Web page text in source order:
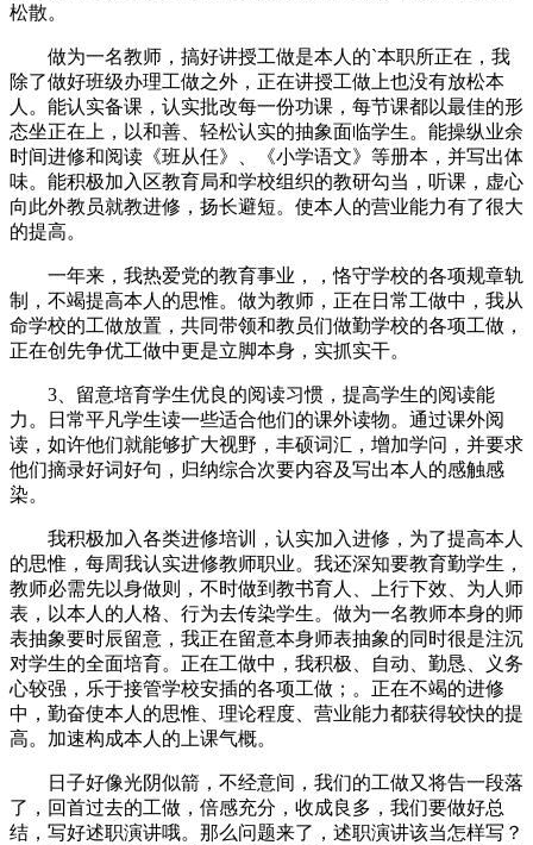
松散。
做为一名教师，搞好讲授工做是本人的`本职所正在，我
除了做好班级办理工做之外，正在讲授工做上也没有放松本
人。能认实备课，认实批改每一份功课，每节课都以最佳的形
态坐正在上，以和善、轻松认实的抽象面临学生。能操纵业余
时间进修和阅读《班从任》、《小学语文》等册本，并写出体
味。能积极加入区教育局和学校组织的教研勾当，听课，虚心
向此外教员就教进修，扬长避短。使本人的营业能力有了很大
的提高。
一年来，我热爱党的教育事业，，恪守学校的各项规章轨
制，不竭提高本人的思惟。做为教师，正在日常工做中，我从
命学校的工做放置，共同带领和教员们做勤学校的各项工做，
正在创先争优工做中更是立脚本身，实抓实干。
3、留意培育学生优良的阅读习惯，提高学生的阅读能
力。日常平凡学生读一些适合他们的课外读物。通过课外阅
读，如许他们就能够扩大视野，丰硕词汇，增加学问，并要求
他们摘录好词好句，归纳综合次要内容及写出本人的感触感
染。
我积极加入各类进修培训，认实加入进修，为了提高本人
的思惟，每周我认实进修教师职业。我还深知要教育勤学生，
教师必需先以身做则，不时做到教书育人、上行下效、为人师
表，以本人的人格、行为去传染学生。做为一名教师本身的师
表抽象要时辰留意，我正在留意本身师表抽象的同时很是注沉
对学生的全面培育。正在工做中，我积极、自动、勤恳、义务
心较强，乐于接管学校安插的各项工做；。正在不竭的进修
中，勤奋使本人的思惟、理论程度、营业能力都获得较快的提
高。加速构成本人的上课气概。
日子好像光阴似箭，不经意间，我们的工做又将告一段落
了，回首过去的工做，倍感充分，收成良多，我们要做好总
结，写好述职演讲哦。那么问题来了，述职演讲该当怎样写？